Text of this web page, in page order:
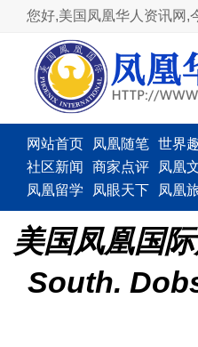
您好,美国凤凰华人资讯网,
网站首页 凤凰随笔 世界
社区新闻
商家点评
凤凰
凤凰留学
凤眼天下 凤凰
美国凤凰国
South.